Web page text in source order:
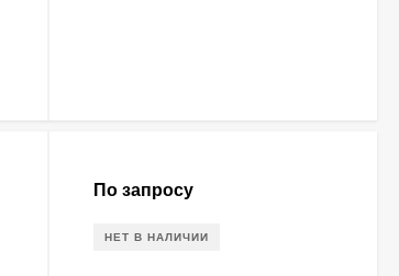
По запросу
НЕТ В НАЛИЧИИ